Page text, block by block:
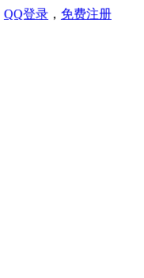
QQ登录 ， 免费注册